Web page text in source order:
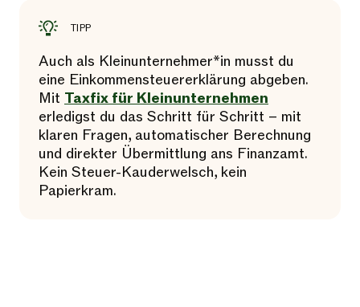
TIPP
Auch als Kleinunternehmer*in musst du
eine Einkommensteuererklärung abgeben.
Mit Taxfix für Kleinunternehmen
erledigst du das Schritt für Schritt – mit
klaren Fragen, automatischer Berechnung
und direkter Übermittlung ans Finanzamt.
Kein Steuer-Kauderwelsch, kein
Papierkram.